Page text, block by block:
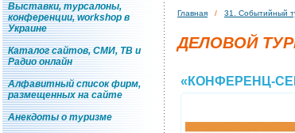
Выставки, турсалоны,
конференции, workshop в
Украине
Каталог сайтов, СМИ, ТВ и
Радио онлайн
Алфавитный список фирм,
размещенных на сайте
Анекдоты о туризме
Главная / 31. Событийный
ДЕЛОВОЙ
«КОНФЕРЕНЦ-